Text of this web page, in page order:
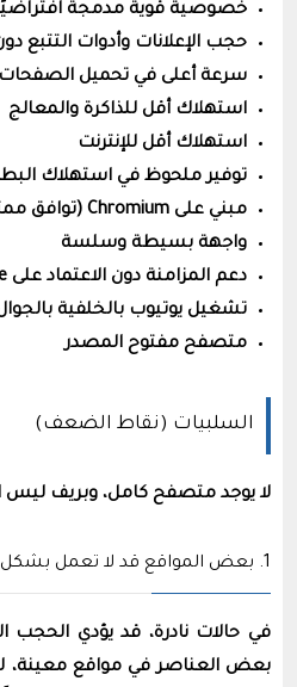
خصوصية قوية مدمجة
حجب الإعلانات وأدوات التتبع
سرعة أعلى في تحميل الصفحات
استهلاك أقل للذاكرة والمعالج
استهلاك أقل للإنترنت
توفير ملحوظ في استهلاك
مبني على Chromium (توافق ممتاز)
واجهة بسيطة وسلسة
دعم المزامنة دون الاعتماد على Google
تشغيل يوتيوب بالخلفية
متصفح مفتوح المصدر
السلبيات (نقاط الضعف)
لا يوجد متصفح كامل، وبريف ليس
1. بعض المواقع قد لا تعمل بشكل صحيح
في حالات نادرة، قد يؤدي الحجب
بعض العناصر في مواقع